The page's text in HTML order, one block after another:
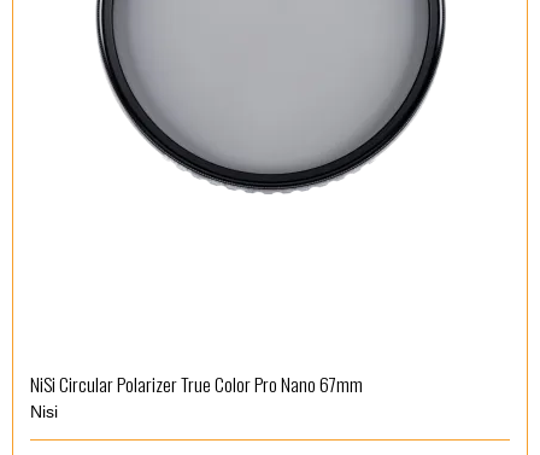
NiSi Circular Polarizer True Color Pro Nano 67mm
Nisi